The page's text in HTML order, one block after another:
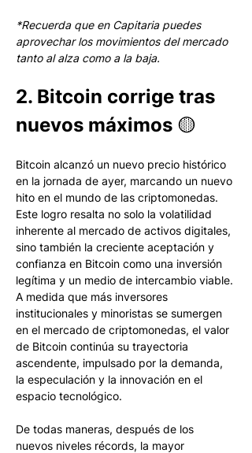
*Recuerda que en Capitaria puedes
aprovechar los movimientos del mercado
tanto al alza como a la baja.
2. Bitcoin corrige tras
nuevos máximos 🟡
Bitcoin alcanzó un nuevo precio histórico
en la jornada de ayer, marcando un nuevo
hito en el mundo de las criptomonedas.
Este logro resalta no solo la volatilidad
inherente al mercado de activos digitales,
sino también la creciente aceptación y
confianza en Bitcoin como una inversión
legítima y un medio de intercambio viable.
A medida que más inversores
institucionales y minoristas se sumergen
en el mercado de criptomonedas, el valor
de Bitcoin continúa su trayectoria
ascendente, impulsado por la demanda,
la especulación y la innovación en el
espacio tecnológico.
De todas maneras, después de los
nuevos niveles récords, la mayor